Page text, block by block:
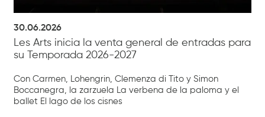
30.06.2026
Les Arts inicia la venta general de entradas para
su Temporada 2026-2027
Con Carmen, Lohengrin, Clemenza di Tito y Simon
Boccanegra, la zarzuela La verbena de la paloma y el
ballet El lago de los cisnes